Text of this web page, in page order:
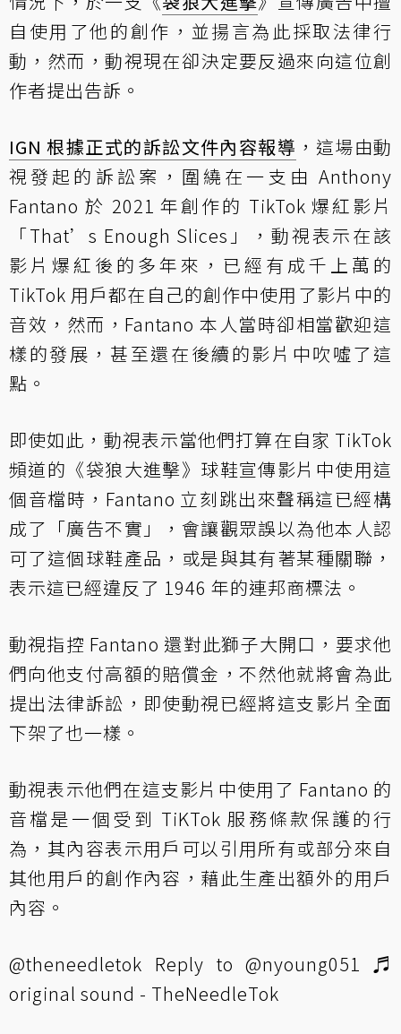
自使用了他的創作，並揚言為此採取法律行
動，然而，動視現在卻決定要反過來向這位創
作者提出告訴。
IGN 根據正式的訴訟文件內容報導 ，這場由動
視發起的訴訟案，圍繞在一支由 Anthony
Fantano 於 2021 年創作的 TikTok 爆紅影片
「That’s Enough Slices」，動視表示在該
影片爆紅後的多年來，已經有成千上萬的
TikTok 用戶都在自己的創作中使用了影片中的
音效，然而，Fantano 本人當時卻相當歡迎這
樣的發展，甚至還在後續的影片中吹噓了這
點。
即使如此，動視表示當他們打算在自家 TikTok
頻道的《袋狼大進擊》球鞋宣傳影片中使用這
個音檔時，Fantano 立刻跳出來聲稱這已經構
成了「廣告不實」，會讓觀眾誤以為他本人認
可了這個球鞋產品，或是與其有著某種關聯，
表示這已經違反了 1946 年的連邦商標法。
動視指控 Fantano 還對此獅子大開口，要求他
們向他支付高額的賠償金，不然他就將會為此
提出法律訴訟，即使動視已經將這支影片全面
下架了也一樣。
動視表示他們在這支影片中使用了 Fantano 的
音檔是一個受到 TiKTok 服務條款保護的行
為，其內容表示用戶可以引用所有或部分來自
其他用戶的創作內容，藉此生產出額外的用戶
內容。
@theneedletok Reply to @nyoung051 ♬
original sound - TheNeedleTok